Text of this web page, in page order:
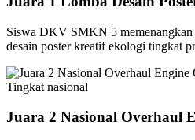
Siswa DKV SMKN 5 memenangkan
desain poster kreatif ekologi tingkat
Tingkat nasional
Juara 2 Nasional Overhaul